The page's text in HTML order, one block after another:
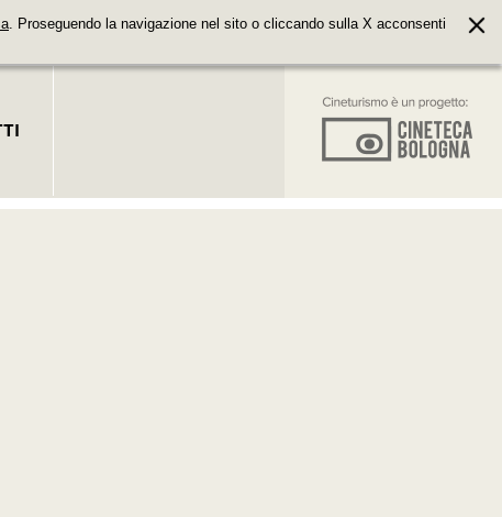
. Proseguendo la navigazione nel sito o cliccando sulla X acconsenti